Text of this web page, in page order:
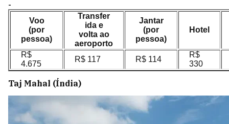
-
Voo
(por
pessoa)
Transfer
ida e
volta ao
aeroporto
Jantar
(por
pessoa)
Hotel
R$
4.675
R$ 117 R$ 114
R$
330
Taj Mahal (Índia)